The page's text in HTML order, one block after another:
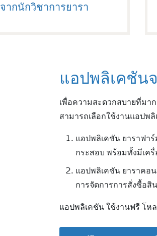
จากนักวิชาการยารา
แอปพลิเคชัน
เพื่อความสะดวกสบายที่มา
สามารถเลือกใช้งานแอปพ
แอปพลิเคชัน ยาราฟา
กระสอบ พร้อมทั้งมีเค
แอปพลิเคชัน ยาราคอ
การจัดการการสั่งซื้อสิ
แอปพลิเคชัน ใช้งานฟรี โห